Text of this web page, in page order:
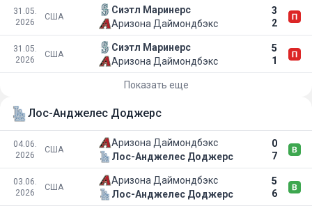
31.05.
2026
США
Сиэтл Маринерс
3
2
Аризона Даймондбэкс
31.05.
2026
США
Сиэтл Маринерс
5
1
Аризона Даймондбэкс
Показать еще
Лос-Анджелес Доджерс
04.06.
2026
США
Аризона Даймондбэкс
0
7
Лос-Анджелес Доджерс
03.06.
2026
США
Аризона Даймондбэкс
5
6
Лос-Анджелес Доджерс